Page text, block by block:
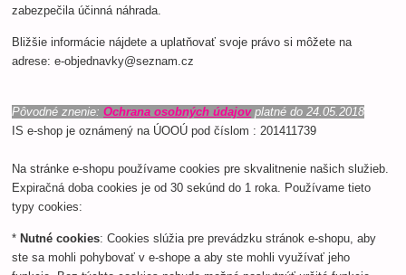
zabezpečila účinná náhrada.
Bližšie informácie nájdete a uplatňovať svoje právo si môžete na
adrese: e-objednavky@seznam.cz
Pôvodné znenie:Ochrana osobných údajovplatné do 24.05.2018
IS e-shop je oznámený na ÚOOÚ pod číslom : 201411739
Na stránke e-shopu používame cookies pre skvalitnenie našich služieb.
Expiračná doba cookies je od 30 sekúnd do 1 roka. Používame tieto
typy cookies:
* Nutné cookies: Cookies slúžia pre prevádzku stránok e-shopu, aby
ste sa mohli pohybovať v e-shope a aby ste mohli využívať jeho